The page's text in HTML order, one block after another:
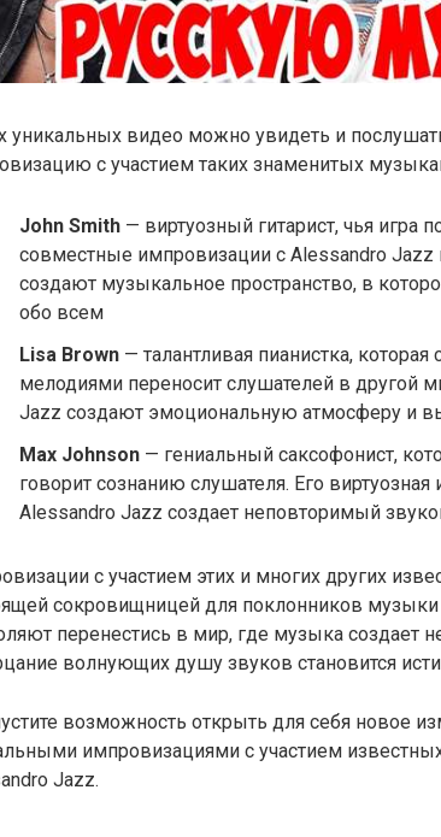
уникальных видео можно увидеть и
с участием таких знаменитых
John Smith — виртуозный гитарист, чья игра
совместные импровизации с Alessandro
создают музыкальное пространство, в
обо всем
Lisa Brown — талантливая пианистка,
мелодиями переносит слушателей в другой
Jazz создают эмоциональную атмосферу и
Max Johnson — гениальный саксофонист,
говорит сознанию слушателя. Его
Alessandro Jazz создает неповторимый
с участием этих и многих других
сокровищницей для поклонников
перенестись в мир, где музыка создает
волнующих душу звуков становится
возможность открыть для себя новое
импровизациями с участием
Jazz.